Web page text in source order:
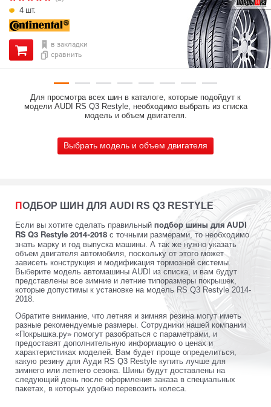
4 шт.
в закладки
сравнить
Для просмотра всех шин в каталоге, которые подойдут к
модели AUDI RS Q3 Restyle, необходимо выбрать из списка
модель и объем двигателя.
Выбрать модель и объем двигателя
ПОДБОР ШИН ДЛЯ AUDI RS Q3 RESTYLE
Если вы хотите сделать правильный подбор шины для AUDI
RS Q3 Restyle 2014-2018 с точными размерами, то необходимо
знать марку и год выпуска машины. А так же нужно указать
объем двигателя автомобиля, поскольку от этого может
зависеть конструкция и модификация тормозной системы.
Выберите модель автомашины AUDI из списка, и вам будут
представлены все зимние и летние типоразмеры покрышек,
которые допустимы к установке на модель RS Q3 Restyle 2014-
2018.
Обратите внимание, что летняя и зимняя резина могут иметь
разные рекомендуемые размеры. Сотрудники нашей компании
«Покрышка.ру» помогут разобраться с параметрами, и
предоставят дополнительную информацию о ценах и
характеристиках моделей. Вам будет проще определиться,
какую резину для Ауди RS Q3 Restyle купить лучше для
зимнего или летнего сезона. Шины будут доставлены на
следующий день после оформления заказа в специальных
пакетах, в которых удобно перевозить колеса.